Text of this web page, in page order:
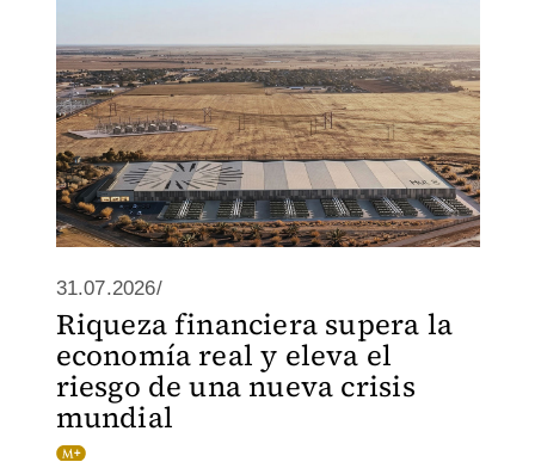
31.07.2026/
Riqueza financiera supera la
economía real y eleva el
riesgo de una nueva crisis
mundial